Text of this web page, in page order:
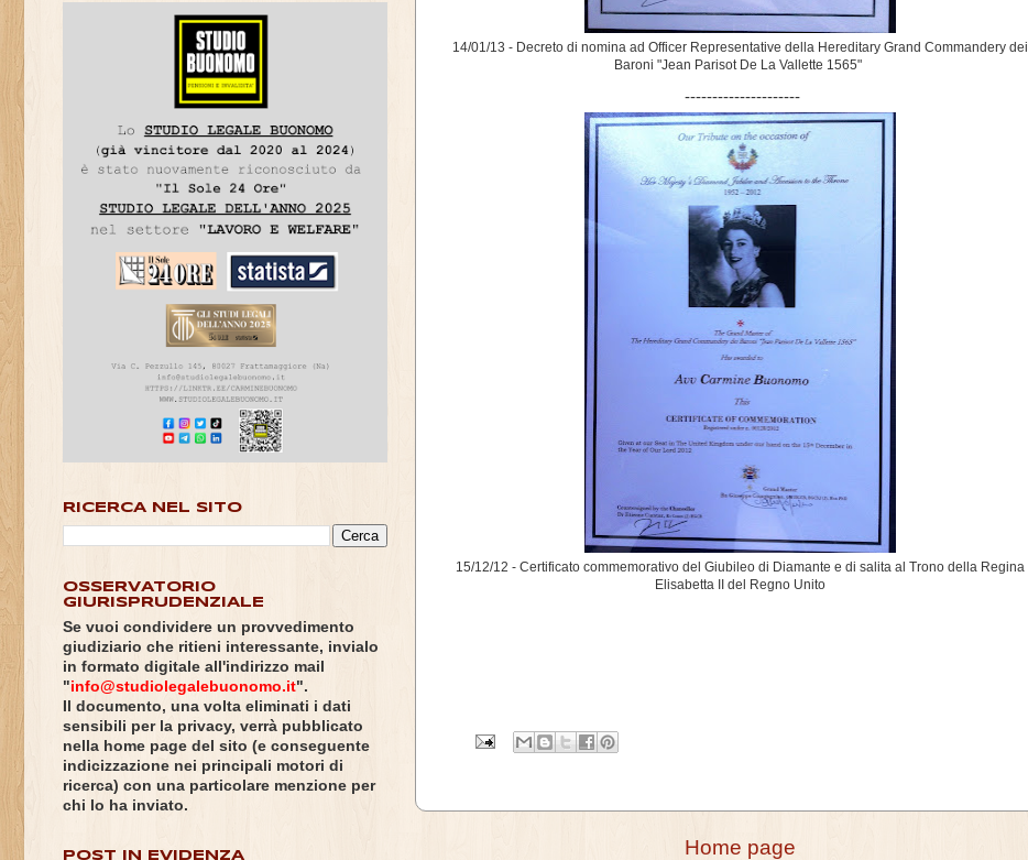
14/01/13 - Decreto di nomina ad Officer Representative della Hereditary Grand Commandery dei
Baroni "Jean Parisot De La Vallette 1565"
---------------------
15/12/12 - Certificato commemorativo del Giubileo di Diamante e di salita al Trono della Regina
Elisabetta II del Regno Unito
Home page
RICERCA NEL SITO
OSSERVATORIO
GIURISPRUDENZIALE
Se vuoi condividere un provvedimento
giudiziario che ritieni interessante, invialo
in formato digitale all'indirizzo mail
"info@studiolegalebuonomo.it".
Il documento, una volta eliminati i dati
sensibili per la privacy, verrà pubblicato
nella home page del sito (e conseguente
indicizzazione nei principali motori di
ricerca) con una particolare menzione per
chi lo ha inviato.
POST IN EVIDENZA